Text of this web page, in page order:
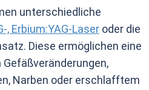
unterschiedliche
, Erbium:YAG-Laser oder die
Diese ermöglichen eine
Narben oder erschlafftem